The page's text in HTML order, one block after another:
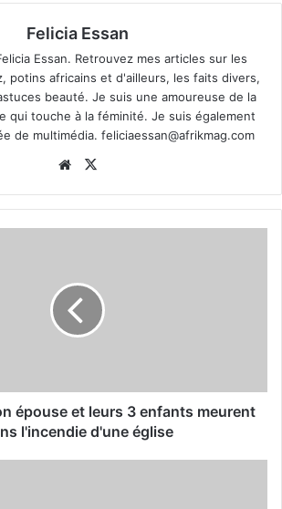
Felicia Essan
Essan. Retrouvez mes articles sur les
potins africains et d'ailleurs, les faits divers,
beauté. Je suis une amoureuse de la
qui touche à la féminité. Je suis également
de multimédia. feliciaessan@afrikmag.com
Website
épouse et leurs 3 enfants meurent
l'incendie d'une église